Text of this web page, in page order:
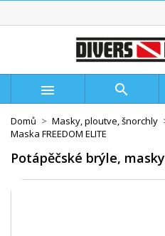
 
Domů Masky, ploutve, šnorchly
Maska FREEDOM ELITE
Potápěčské brýle, masky